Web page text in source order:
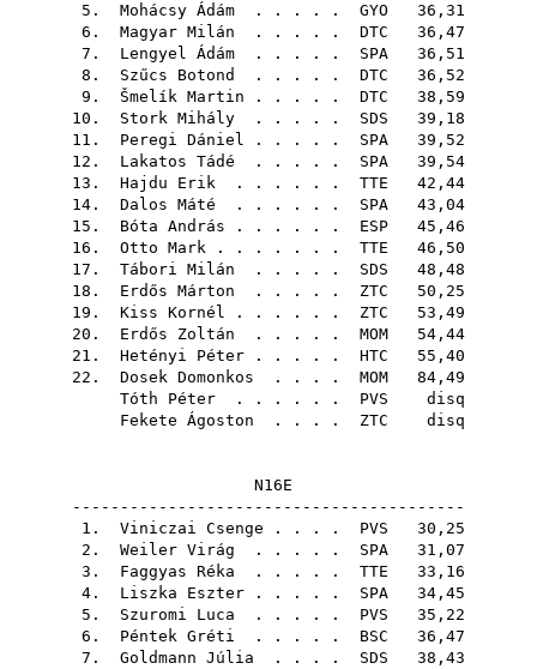
5. Mohácsy Ádám . . . . . GYO 36,31
6. Magyar Milán . . . . . DTC 36,47
7. Lengyel Ádám . . . . . SPA 36,51
8. Szűcs Botond . . . . . DTC 36,52
9. Šmelík Martin . . . . . DTC 38,59
10. Stork Mihály . . . . . SDS 39,18
11. Peregi Dániel . . . . . SPA 39,52
12. Lakatos Tádé . . . . . SPA 39,54
13. Hajdu Erik . . . . . . TTE 42,44
14. Dalos Máté . . . . . . SPA 43,04
15. Bóta András . . . . . . ESP 45,46
16. Otto Mark . . . . . . . TTE 46,50
17. Tábori Milán . . . . . SDS 48,48
18. Erdős Márton . . . . . ZTC 50,25
19. Kiss Kornél . . . . . . ZTC 53,49
20. Erdős Zoltán . . . . . MOM 54,44
21. Hetényi Péter . . . . . HTC 55,40
22. Dosek Domonkos . . . . MOM 84,49
Tóth Péter . . . . . . PVS disq
Fekete Ágoston . . . . ZTC disq
N16E
-----------------------------------------
1. Viniczai Csenge . . . . PVS 30,25
2. Weiler Virág . . . . . SPA 31,07
3. Faggyas Réka . . . . . TTE 33,16
4. Liszka Eszter . . . . . SPA 34,45
5. Szuromi Luca . . . . . PVS 35,22
6. Péntek Gréti . . . . . BSC 36,47
7. Goldmann Júlia . . . . SDS 38,43